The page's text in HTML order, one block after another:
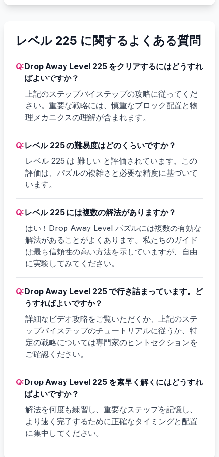
レベル 225 に関するよくある質問
Q:Drop Away Level 225 をクリアするにはどうすれ
ばよいですか？
上記のステップバイステップの攻略に従ってくだ
さい。重要な戦略には、慎重なブロック配置と物
理メカニクスの理解が含まれます。
Q:レベル 225 の難易度はどのくらいですか？
レベル 225 は 難しい と評価されています。この
評価は、パズルの複雑さと必要な精度に基づいて
います。
Q:レベル 225 には複数の解法がありますか？
はい！Drop Away Level パズルには複数の有効な
解法があることがよくあります。私たちのガイド
は最も信頼性の高い方法を示していますが、自由
に実験してみてください。
Q:Drop Away Level 225 で行き詰まっています。ど
うすればよいですか？
詳細なビデオ攻略をご覧いただくか、上記のステ
ップバイステップのチュートリアルに従うか、特
定の戦略については専門家のヒントセクションを
ご確認ください。
Q:Drop Away Level 225 を素早く解くにはどうすれ
ばよいですか？
解法を何度も練習し、重要なステップを記憶し、
より速く完了するために正確なタイミングと配置
に集中してください。